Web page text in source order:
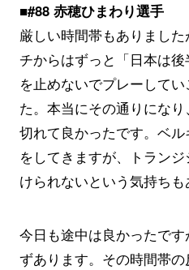
■#88 赤穂ひまわり選手
厳しい時間帯もありまし
チからはずっと「日本は
を止めないでプレーして
た。本当にその通りにな
切れて良かったです。ベ
をしてきますが、トラン
けられないという気持ちも
今日も途中は良かったで
ずあります。その時間帯